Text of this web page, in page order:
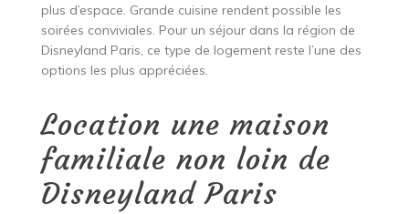
plus d’espace. Grande cuisine rendent possible les
soirées conviviales. Pour un séjour dans la région de
Disneyland Paris, ce type de logement reste l’une des
options les plus appréciées.
Location une maison
familiale non loin de
Disneyland Paris